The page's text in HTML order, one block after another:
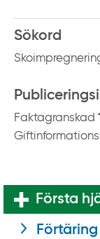
h
Sökord
Faktagranskad
Första
Förtäring